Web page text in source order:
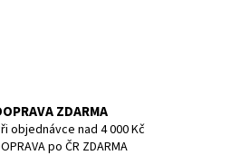
ZDARMA
objednávce nad 4 000 Kč
po ČR ZDARMA